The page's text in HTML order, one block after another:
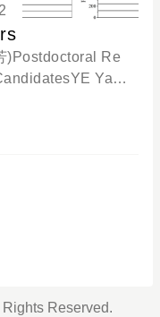
)Postdoctoral Re
Yan
Shijie (康世杰)F
Reserved.